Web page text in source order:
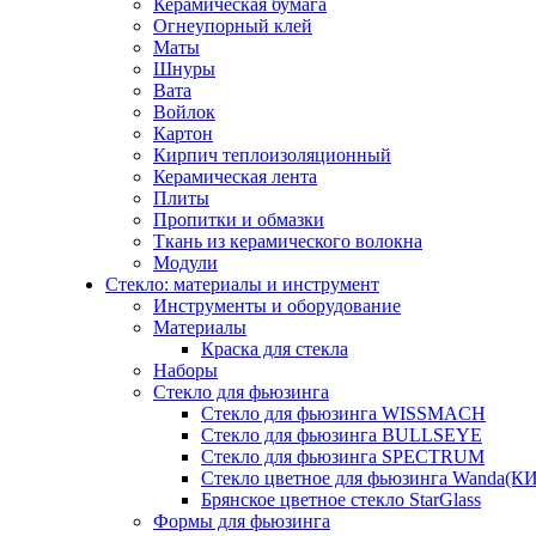
Керамическая бумага
Огнеупорный клей
Маты
Шнуры
Вата
Войлок
Картон
Кирпич теплоизоляционный
Керамическая лента
Плиты
Пропитки и обмазки
Ткань из керамического волокна
Модули
Стекло: материалы и инструмент
Инструменты и оборудование
Материалы
Краска для стекла
Наборы
Стекло для фьюзинга
Стекло для фьюзинга WISSMACH
Стекло для фьюзинга BULLSEYE
Стекло для фьюзинга SPECTRUM
Стекло цветное для фьюзинга
Брянское цветное стекло StarGlass
Формы для фьюзинга